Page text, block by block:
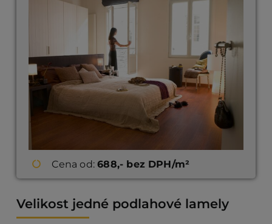
Cena od:688,- bez DPH/m²
Velikost jedné podlahové lamely